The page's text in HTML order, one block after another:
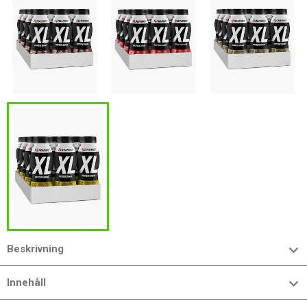
Beskrivning
Innehåll